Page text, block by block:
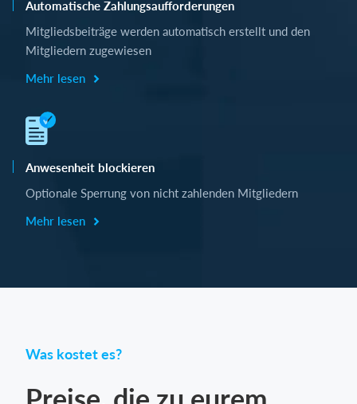
Automatische Zahlungsaufforderungen
Mitgliedsbeiträge werden automatisch erstellt und den
Mitgliedern zugewiesen
Mehr lesen
Anwesenheit blockieren
Optionale Sperrung von nicht zahlenden Mitgliedern
Mehr lesen
Was kostet es?